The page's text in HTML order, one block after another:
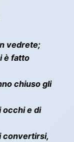
vedrete;
è fatto
chiuso gli
occhi e di
convertirsi,